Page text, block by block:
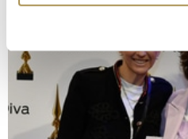
erfassen, welche bis auf
bestimmten Merkmalen
Erfahren Sie mehr darüber,
verarbeitet werden, und
Abschnitt Einzelheiten
fest.